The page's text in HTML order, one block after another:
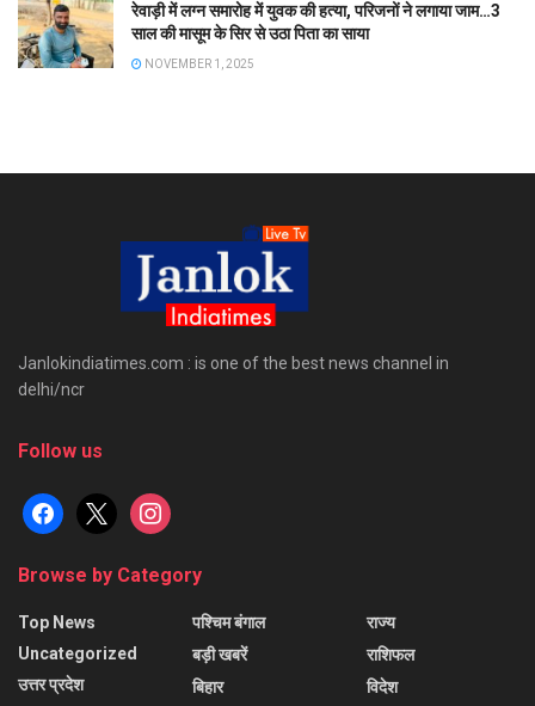
रेवाड़ी में लग्न समारोह में युवक की हत्या, परिजनों ने लगाया जाम…3
साल की मासूम के सिर से उठा पिता का साया
NOVEMBER 1, 2025
Janlokindiatimes.com : is one of the best news channel in
delhi/ncr
Follow us
facebook
x instagram
Browse by Category
Top News
Uncategorized
उत्तर प्रदेश
पश्चिम बंगाल
बड़ी खबरें
बिहार
राज्य
राशिफल
विदेश